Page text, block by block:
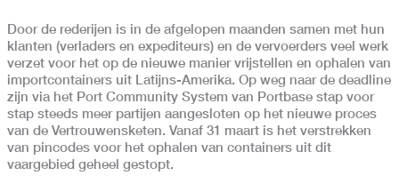
Door de rederijen is in de afgelopen maanden samen met hun
klanten (verladers en expediteurs) en de vervoerders veel werk
verzet voor het op de nieuwe manier vrijstellen en ophalen van
importcontainers uit Latijns-Amerika. Op weg naar de deadline
zijn via het Port Community System van Portbase stap voor
stap steeds meer partijen aangesloten op het nieuwe proces
van de Vertrouwensketen. Vanaf 31 maart is het verstrekken
van pincodes voor het ophalen van containers uit dit
vaargebied geheel gestopt.